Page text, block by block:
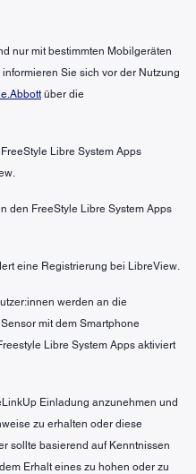
nur mit bestimmten Mobilgeräten
Sie sich vor der Nutzung
über die
Libre System Apps
den FreeStyle Libre System Apps
eine Registrierung bei LibreView.
werden an die
mit dem Smartphone
Libre System Apps aktiviert
Einladung anzunehmen und
zu erhalten oder diese
sollte basierend auf Kenntnissen
Erhalt eines zu hohen oder zu